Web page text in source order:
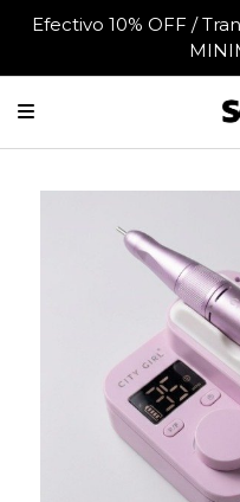
Efectivo 10% OFF /